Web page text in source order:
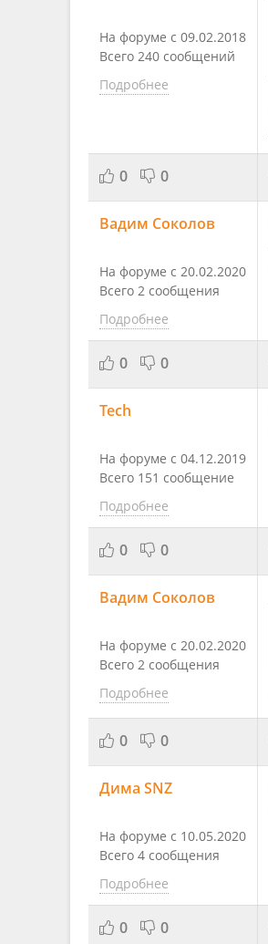
На форуме с 09.02.2018
Всего 240 сообщений
Подробнее
0 0
Вадим Соколов
На форуме с 20.02.2020
Всего 2 сообщения
Подробнее
0 0
Tech
На форуме с 04.12.2019
Всего 151 сообщение
Подробнее
0 0
Вадим Соколов
На форуме с 20.02.2020
Всего 2 сообщения
Подробнее
0 0
Дима SNZ
На форуме с 10.05.2020
Всего 4 сообщения
Подробнее
0 0